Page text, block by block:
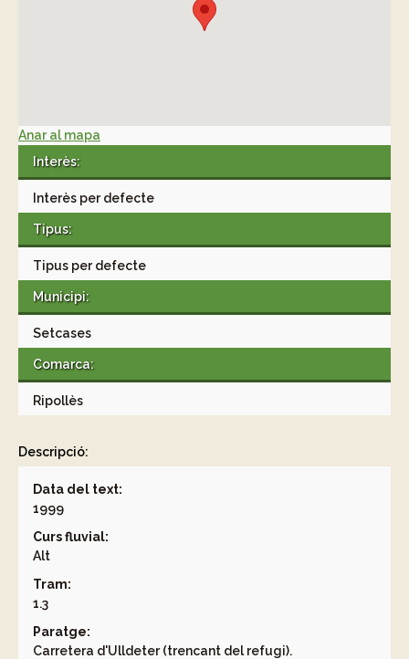
Anar al mapa
Interès:
Interès per defecte
Tipus:
Tipus per defecte
Municipi:
Setcases
Comarca:
Ripollès
Descripció:
Data del text:
1999
Curs fluvial:
Alt
Tram:
1.3
Paratge:
Carretera d'Ulldeter (trencant del refugi).